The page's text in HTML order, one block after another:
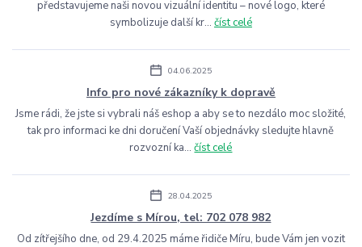
představujeme naši novou vizuální identitu – nové logo, které
symbolizuje další kr... číst celé
04.06.2025
Info pro nové zákazníky k dopravě
Jsme rádi, že jste si vybrali náš eshop a aby se to nezdálo moc složité,
tak pro informaci ke dni doručení Vaší objednávky sledujte hlavně
rozvozní ka...číst celé
28.04.2025
Jezdíme s Mírou, tel: 702 078 982
Od zítřejšího dne, od 29.4.2025 máme řidiče Míru, bude Vám jen vozit